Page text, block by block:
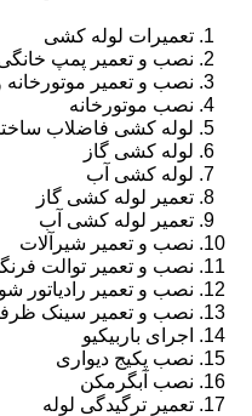
تعمیرات لوله کشی
نصب و تعمیر پمپ
نصب و تعمیر موتورخانه
نصب موتورخانه
لوله کشی فاضلاب
لوله کشی گاز
لوله کشی آب
تعمیر لوله کشی گاز
تعمیر لوله کشی آب
نصب و تعمیر شیرآلات
نصب و تعمیر توالت
نصب و تعمیر رادیاتور
نصب و تعمیر سینک
اجرای باربیکیو
نصب پکیج دیواری
نصب آبگرمکن
تعمیر ترگیدگی لوله